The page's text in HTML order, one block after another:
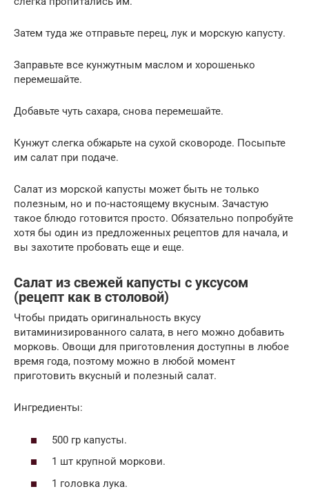
Затем туда же отправьте перец, лук и морскую капусту.
Заправьте все кунжутным маслом и хорошенько
перемешайте.
Добавьте чуть сахара, снова перемешайте.
Кунжут слегка обжарьте на сухой сковороде. Посыпьте
им салат при подаче.
Салат из морской капусты может быть не только
полезным, но и по-настоящему вкусным. Зачастую
такое блюдо готовится просто. Обязательно попробуйте
хотя бы один из предложенных рецептов для начала, и
вы захотите пробовать еще и еще.
Салат из свежей капусты с уксусом
(рецепт как в столовой)
Чтобы придать оригинальность вкусу
витаминизированного салата, в него можно добавить
морковь. Овощи для приготовления доступны в любое
время года, поэтому можно в любой момент
приготовить вкусный и полезный салат.
Ингредиенты:
500 гр капусты.
1 шт крупной моркови.
1 головка лука.